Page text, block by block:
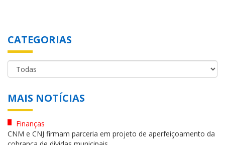
CATEGORIAS
MAIS NOTÍCIAS
Finanças
CNM e CNJ firmam parceria em projeto de aperfeiçoamento da